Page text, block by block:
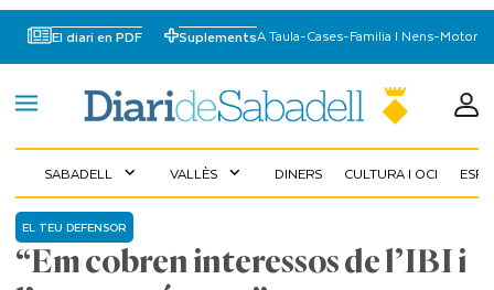
El diari en PDF SuplementsA Taula-Cases-Familia I Nens-Motor
SABADELL expand_more VALLÈS expand_more DINERS CULTURA I OCI
“Em cobren interessos de l’IBI i
EL TEU DEFENSOR